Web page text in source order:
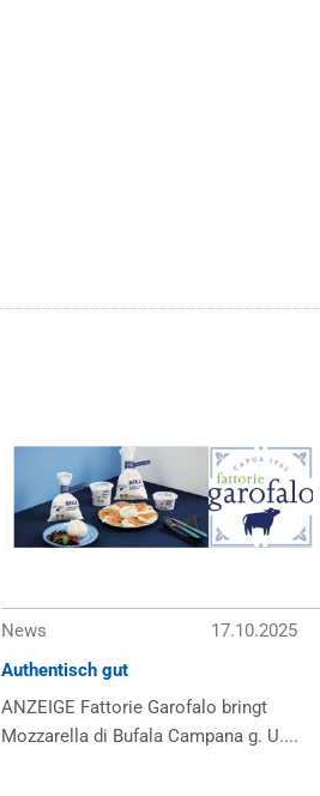
News
17.10.2025
Authentisch gut
ANZEIGE Fattorie Garofalo bringt
Mozzarella di Bufala Campana g. U....